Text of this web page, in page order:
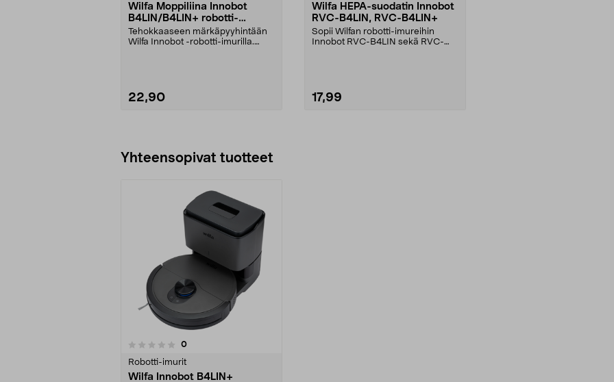
Wilfa Moppiliina Innobot
B4LIN/B4LIN+ robotti-
imurille, 2 kpl
Tehokkaaseen märkäpyyhintään
Wilfa Innobot -robotti-imurilla.
22,90
Wilfa HEPA-suodatin Innobot
RVC-B4LIN, RVC-B4LIN+
Sopii Wilfan robotti-imureihin
Innobot RVC-B4LIN sekä RVC-
17,99
Yhteensopivat tuotteet
0arvostelut
Robotti-imurit
Wilfa Innobot B4LIN+